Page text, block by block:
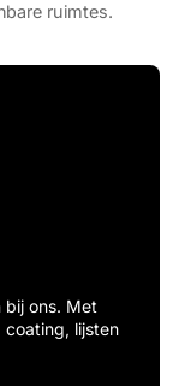
ruimtes.
bij ons. Met
coating, lijsten